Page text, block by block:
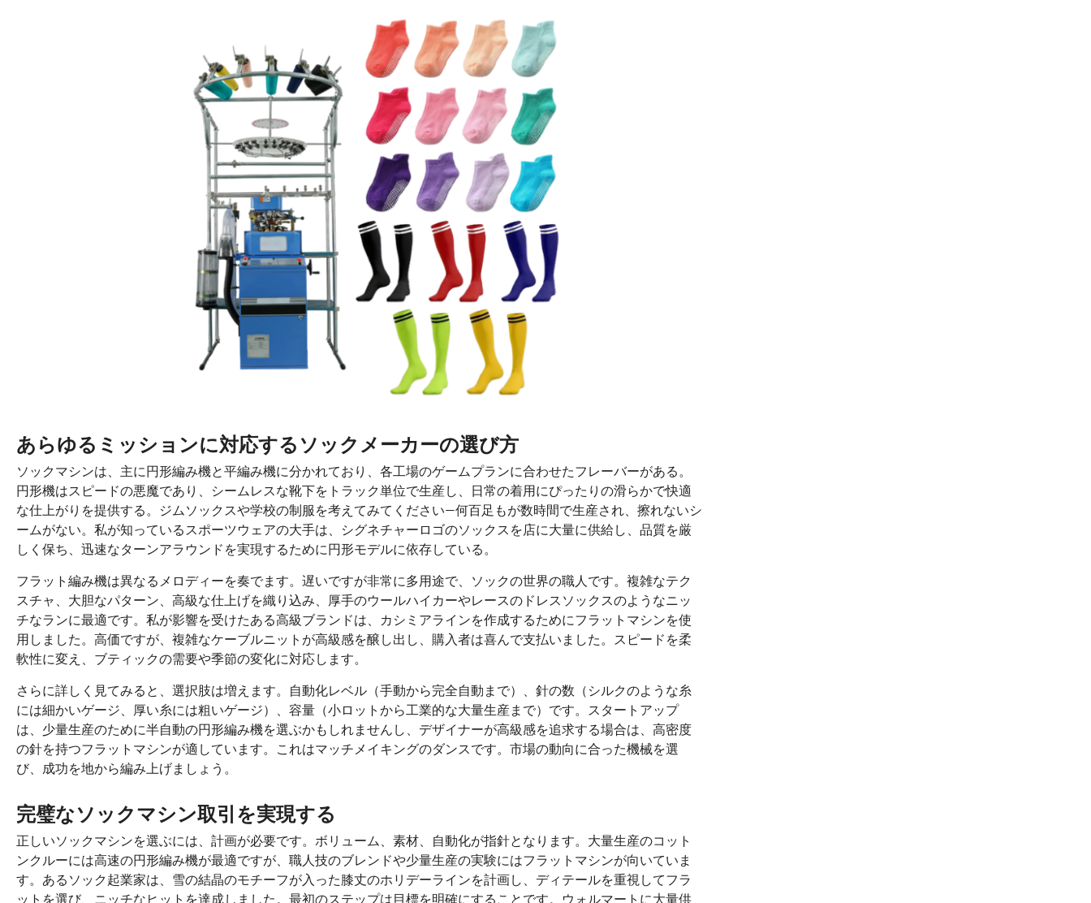
あらゆるミッションに対応するソックメーカーの選び方
ソックマシンは、主に円形編み機と平編み機に分かれており、各工場のゲームプランに合わせたフレーバーがある。
円形機はスピードの悪魔であり、シームレスな靴下をトラック単位で生産し、日常の着用にぴったりの滑らかで快適
な仕上がりを提供する。ジムソックスや学校の制服を考えてみてください—何百足もが数時間で生産され、擦れないシ
ームがない。私が知っているスポーツウェアの大手は、シグネチャーロゴのソックスを店に大量に供給し、品質を厳
しく保ち、迅速なターンアラウンドを実現するために円形モデルに依存している。
フラット編み機は異なるメロディーを奏でます。遅いですが非常に多用途で、ソックの世界の職人です。複雑なテク
スチャ、大胆なパターン、高級な仕上げを織り込み、厚手のウールハイカーやレースのドレスソックスのようなニッ
チなランに最適です。私が影響を受けたある高級ブランドは、カシミアラインを作成するためにフラットマシンを使
用しました。高価ですが、複雑なケーブルニットが高級感を醸し出し、購入者は喜んで支払いました。スピードを柔
軟性に変え、ブティックの需要や季節の変化に対応します。
さらに詳しく見てみると、選択肢は増えます。自動化レベル（手動から完全自動まで）、針の数（シルクのような糸
には細かいゲージ、厚い糸には粗いゲージ）、容量（小ロットから工業的な大量生産まで）です。スタートアップ
は、少量生産のために半自動の円形編み機を選ぶかもしれませんし、デザイナーが高級感を追求する場合は、高密度
の針を持つフラットマシンが適しています。これはマッチメイキングのダンスです。市場の動向に合った機械を選
び、成功を地から編み上げましょう。
完璧なソックマシン取引を実現する
正しいソックマシンを選ぶには、計画が必要です。ボリューム、素材、自動化が指針となります。大量生産のコット
ンクルーには高速の円形編み機が最適ですが、職人技のブレンドや少量生産の実験にはフラットマシンが向いていま
す。あるソック起業家は、雪の結晶のモチーフが入った膝丈のホリデーラインを計画し、ディテールを重視してフラ
ットを選び、ニッチなヒットを達成しました。最初のステップは目標を明確にすることです。ウォルマートに大量供